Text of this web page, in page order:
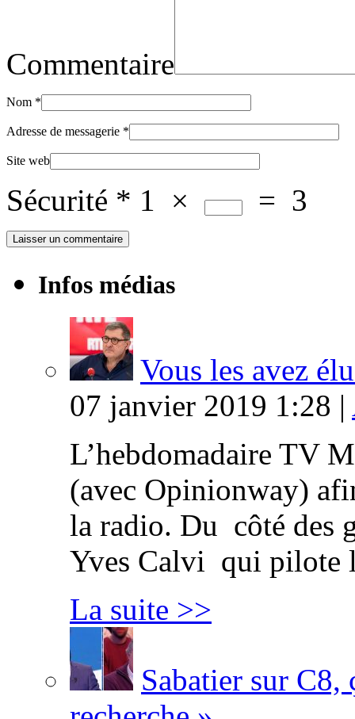
Commentaire
Nom *
Adresse de messagerie *
Site web
Sécurité * 1 × = 3
Infos médias
Vous les avez
07 janvier 2019 1:28 |
L’hebdomadaire TV
(avec Opinionway)
la radio. Du côté des
Yves Calvi qui
La suite >>
Sabatier sur C8,